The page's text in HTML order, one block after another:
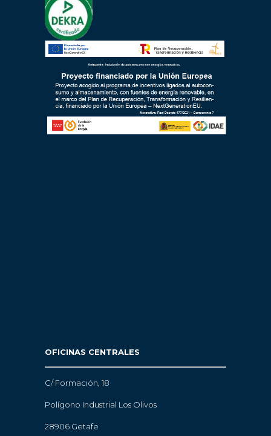
OFICINAS CENTRALES
C/ Formación, 18
Polígono Industrial Los Olivos
28906 Getafe